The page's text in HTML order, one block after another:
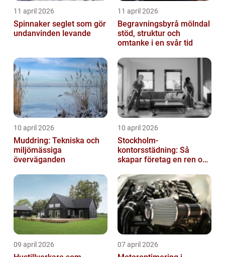
11 april 2026
Spinnaker seglet som gör
undanvinden levande
11 april 2026
Begravningsbyrå mölndal
stöd, struktur och
omtanke i en svår tid
10 april 2026
Muddring: Tekniska och
miljömässiga
överväganden
10 april 2026
Stockholm-
kontorsstädning: Så
skapar företag en ren och
09 april 2026 07 april 2026